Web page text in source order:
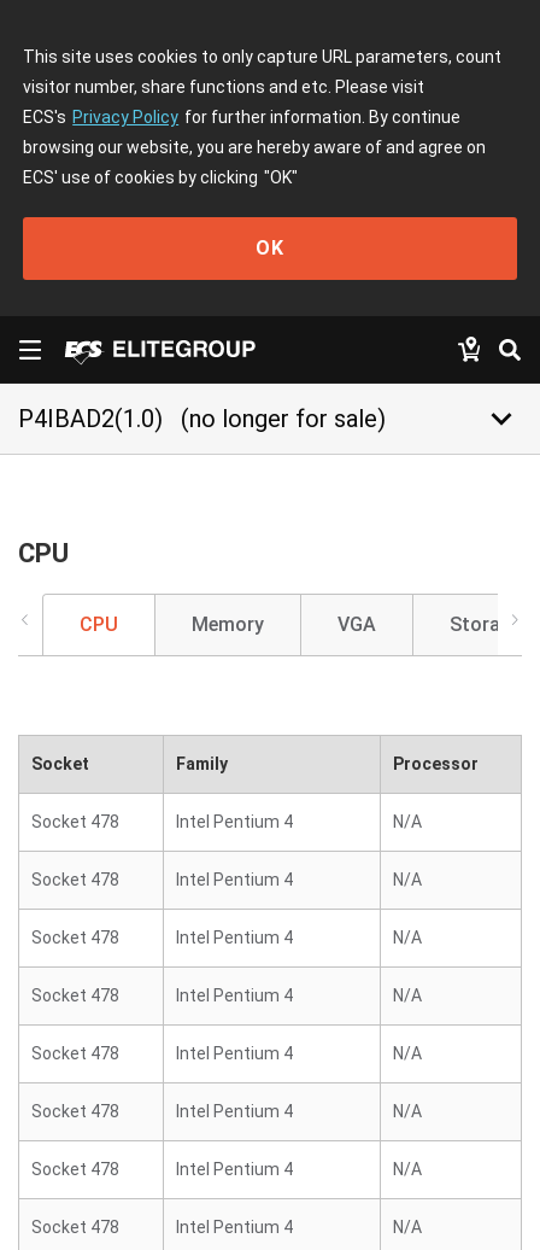
This site uses cookies to only capture URL parameters, count
visitor number, share functions and etc. Please visit
ECS's Privacy Policy for further information. By continue
browsing our website, you are hereby aware of and agree on
ECS' use of cookies by clicking "OK"
OK
P4IBAD2(1.0) (no longer for sale) keyboard_arrow_down
CPU
CPU Memory VGA Storage
Socket Family Processor
Socket 478 Intel Pentium 4 N/A
Socket 478 Intel Pentium 4 N/A
Socket 478 Intel Pentium 4 N/A
Socket 478 Intel Pentium 4 N/A
Socket 478 Intel Pentium 4 N/A
Socket 478 Intel Pentium 4 N/A
Socket 478 Intel Pentium 4 N/A
Socket 478 Intel Pentium 4 N/A